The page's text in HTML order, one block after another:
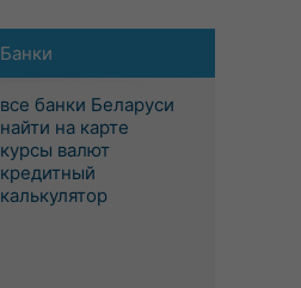
Банки
все банки Беларуси
найти на карте
курсы валют
кредитный
калькулятор